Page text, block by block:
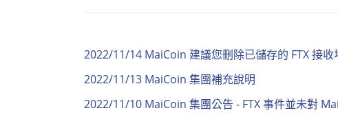
2022/11/14 MaiCoin 建議您刪除已儲存的 FTX 接收
2022/11/13 MaiCoin 集團補充說明
2022/11/10 MaiCoin 集團公告 - FTX 事件並未對